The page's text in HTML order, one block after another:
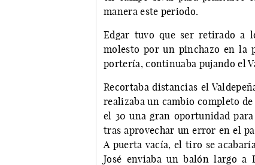
manera este periodo.
Edgar tuvo que ser retirado a
molesto por un pinchazo en la
portería, continuaba pujando el
Recortaba distancias el
realizaba un cambio completo
el 30 una gran oportunidad
tras aprovechar un error en el
A puerta vacía, el tiro se
José enviaba un balón largo a